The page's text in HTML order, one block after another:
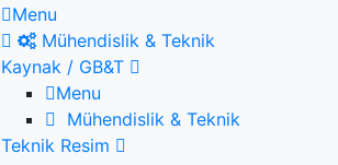
Menu
Mühendislik & Teknik
Kaynak / GB&T
Menu
Mühendislik & Teknik
Teknik Resim